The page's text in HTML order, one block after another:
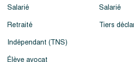
Salarié
Retraité
Indépendant (TNS)
Salarié
Tiers